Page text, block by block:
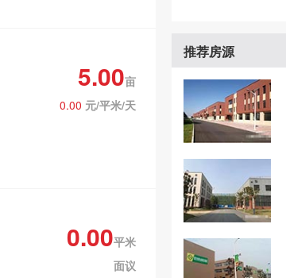
5.00亩
0.00 元/平米/天
0.00平米
面议
推荐房源